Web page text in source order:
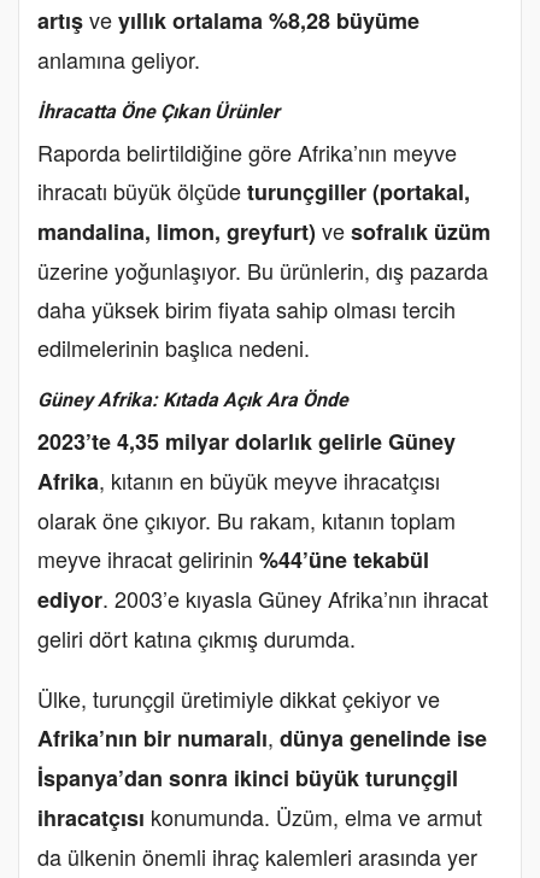
artışveyıllık ortalama %8,28 büyüme
anlamına geliyor.
İhracatta Öne Çıkan Ürünler
Raporda belirtildiğine göre Afrika’nın meyve
ihracatı büyük ölçüdeturunçgiller (portakal,
mandalina, limon, greyfurt) vesofralık üzüm
üzerine yoğunlaşıyor. Bu ürünlerin, dış pazarda
daha yüksek birim fiyata sahip olması tercih
edilmelerinin başlıca nedeni.
Güney Afrika: Kıtada Açık Ara Önde
2023’te 4,35 milyar dolarlık gelirle Güney
Afrika, kıtanın en büyük meyve ihracatçısı
olarak öne çıkıyor. Bu rakam, kıtanın toplam
meyve ihracat gelirinin %44’üne tekabül
ediyor. 2003’e kıyasla Güney Afrika’nın ihracat
geliri dört katına çıkmış durumda.
Ülke, turunçgil üretimiyle dikkat çekiyor ve
Afrika’nın bir numaralı, dünya genelinde ise
İspanya’dan sonra ikinci büyük turunçgil
ihracatçısı konumunda. Üzüm, elma ve armut
da ülkenin önemli ihraç kalemleri arasında yer